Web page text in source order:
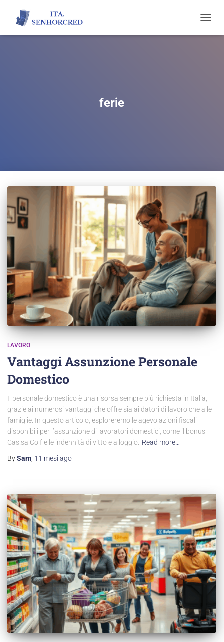
ferie
LAVORO
Vantaggi Assunzione Personale
Domestico
Il personale domestico è una risorsa sempre più richiesta in Italia,
grazie ai numerosi vantaggi che offre sia ai datori di lavoro che alle
famiglie. In questo articolo, esploreremo le agevolazioni fiscali
disponibili per l’assunzione di lavoratori domestici, come il bonus
Cas.sa Colf e le indennità di vitto e alloggio.
Read more…
BySam 11 mesi ago